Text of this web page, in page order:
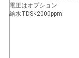
電圧はオプション
給水TDS<2000ppm